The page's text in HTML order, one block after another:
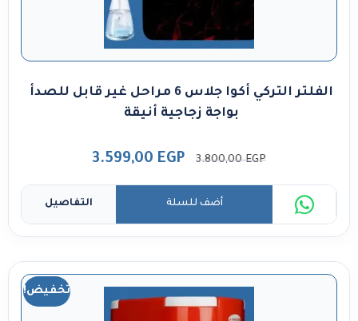
الفلتر التركي أكوا جلاس 6 مراحل غير قابل للصدأ
بواجة زجاجية أنيقة
3.800,00EGP
3.599,00 EGP
التفاصيل أضف للسلة
تخفيض!